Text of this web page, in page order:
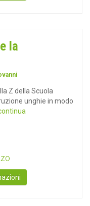
la
Z della Scuola
unghie in modo
continua